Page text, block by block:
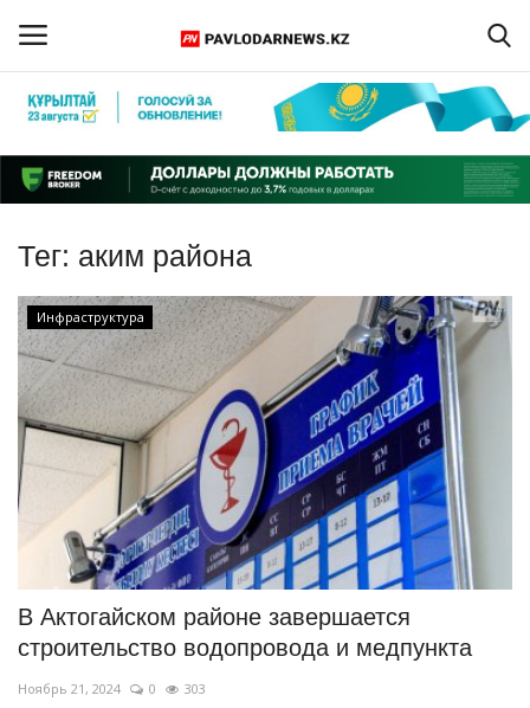
Регистрация
Главная
Обратная связь
ПАВЛОДАРСКАЯ ОБЛАСТЬ
КАЗАХСТАН
МИР
СПЕЦПРОЕКТЫ
СПОРТ
Чек-лист
РАЗВЛЕЧЕНИЯ
Тег: аким района
Инфраструктура
В Актогайском районе завершается
строительство водопровода и медпункта
Ноябрь 21, 2024 0 303